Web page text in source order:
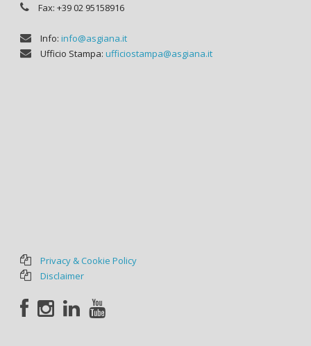
Fax: +39 02 95158916
Info: info@asgiana.it
Ufficio Stampa: ufficiostampa@asgiana.it
Privacy & Cookie Policy
Disclaimer